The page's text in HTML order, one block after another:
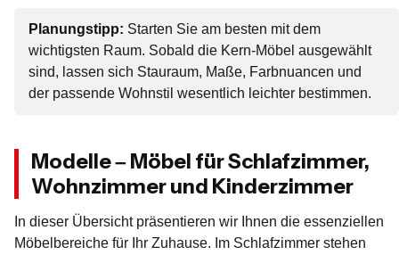
Planungstipp: Starten Sie am besten mit dem
wichtigsten Raum. Sobald die Kern-Möbel ausgewählt
sind, lassen sich Stauraum, Maße, Farbnuancen und
der passende Wohnstil wesentlich leichter bestimmen.
Modelle – Möbel für Schlafzimmer,
Wohnzimmer und Kinderzimmer
In dieser Übersicht präsentieren wir Ihnen die essenziellen
Möbelbereiche für Ihr Zuhause. Im Schlafzimmer stehen